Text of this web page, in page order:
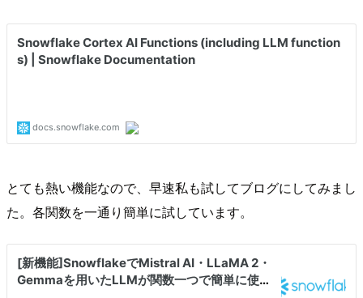
とても熱い機能なので、早速私も試してブログにしてみまし
た。各関数を一通り簡単に試しています。